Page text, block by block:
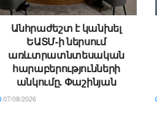
Անհրաժեշտ է կանխել
ԵԱՏՄ-ի ներսում
առևտրատնտեսական
հարաբերությունների
անկումը. Փաշինյան
07/08/2026